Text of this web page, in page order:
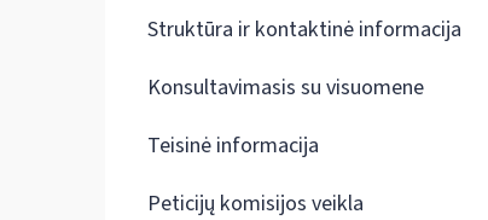
Struktūra ir kontaktinė informacija
Konsultavimasis su visuomene
Teisinė informacija
Peticijų komisijos veikla